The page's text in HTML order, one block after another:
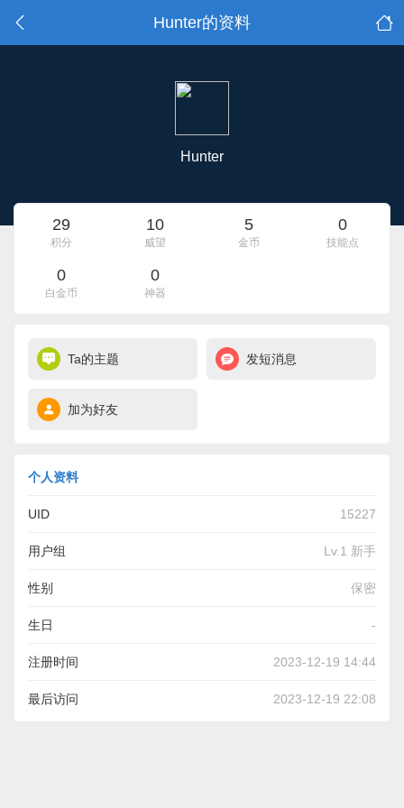
Hunter的资料
Hunter
29
积分
10
威望
5
金币
0
技能点
0
白金币
0
神器
Ta的主题 发短消息
加为好友
个人资料
UID 15227
用户组 Lv.1 新手
性别 保密
生日 -
注册时间 2023-12-19 14:44
最后访问 2023-12-19 22:08